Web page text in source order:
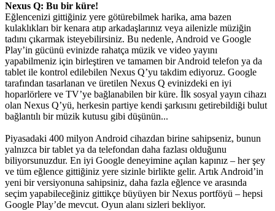
Nexus Q: Bu bir küre!
Eğlencenizi gittiğiniz yere götürebilmek harika, ama bazen
kulaklıkları bir kenara atıp arkadaşlarınız veya ailenizle müziğin
tadını çıkarmak isteyebilirsiniz. Bu nedenle, Android ve Google
Play’in gücünü evinizde rahatça müzik ve video yayını
yapabilmeniz için birleştiren ve tamamen bir Android telefon ya da
tablet ile kontrol edilebilen Nexus Q’yu takdim ediyoruz. Google
tarafından tasarlanan ve üretilen Nexus Q evinizdeki en iyi
hoparlörlere ve TV’ye bağlanabilen bir küre. İlk sosyal yayın cihazı
olan Nexus Q’yü, herkesin partiye kendi şarkısını getirebildiği bulut
bağlantılı bir müzik kutusu gibi düşünün...
Piyasadaki 400 milyon Android cihazdan birine sahipseniz, bunun
yalnızca bir tablet ya da telefondan daha fazlası olduğunu
biliyorsunuzdur. En iyi Google deneyimine açılan kapınız – her şey
ve tüm eğlence gittiğiniz yere sizinle birlikte gelir. Artık Android’in
yeni bir versiyonuna sahipsiniz, daha fazla eğlence ve arasında
seçim yapabileceğiniz gittikçe büyüyen bir Nexus portföyü – hepsi
Google Play’de mevcut. Oyun alanı sizleri bekliyor.